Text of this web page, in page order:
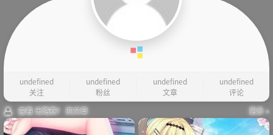
undefined
关注
undefined
粉丝
undefined
文章
undefined
评论
查看 无路赛！ 的文章
更多 »